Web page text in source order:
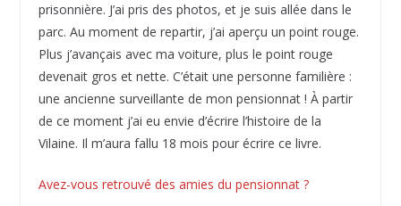
prisonnière. J’ai pris des photos, et je suis allée dans le
parc. Au moment de repartir, j’ai aperçu un point rouge.
Plus j’avançais avec ma voiture, plus le point rouge
devenait gros et nette. C’était une personne familière :
une ancienne surveillante de mon pensionnat ! À partir
de ce moment j’ai eu envie d’écrire l’histoire de la
Vilaine. Il m’aura fallu 18 mois pour écrire ce livre.
Avez-vous retrouvé des amies du pensionnat ?